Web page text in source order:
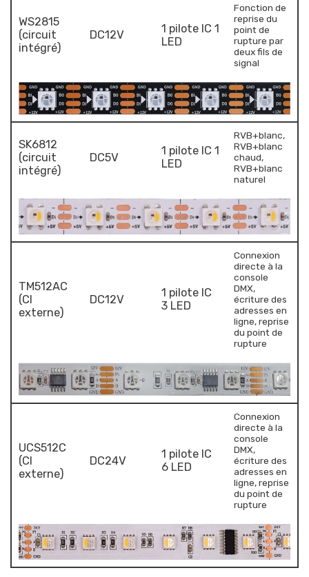
WS2815
(circuit
intégré)
DC12V
1 pilote IC 1
LED
Fonction de
reprise du
point de
rupture par
deux fils de
signal
SK6812
(circuit
intégré)
DC5V
1 pilote IC 1
LED
RVB+blanc,
RVB+blanc
chaud,
RVB+blanc
naturel
TM512AC
(CI
externe)
DC12V
1 pilote IC
3 LED
Connexion
directe à la
console
DMX,
écriture des
adresses en
ligne, reprise
du point de
rupture
UCS512C
(CI
externe)
DC24V
1 pilote IC
6 LED
Connexion
directe à la
console
DMX,
écriture des
adresses en
ligne, reprise
du point de
rupture